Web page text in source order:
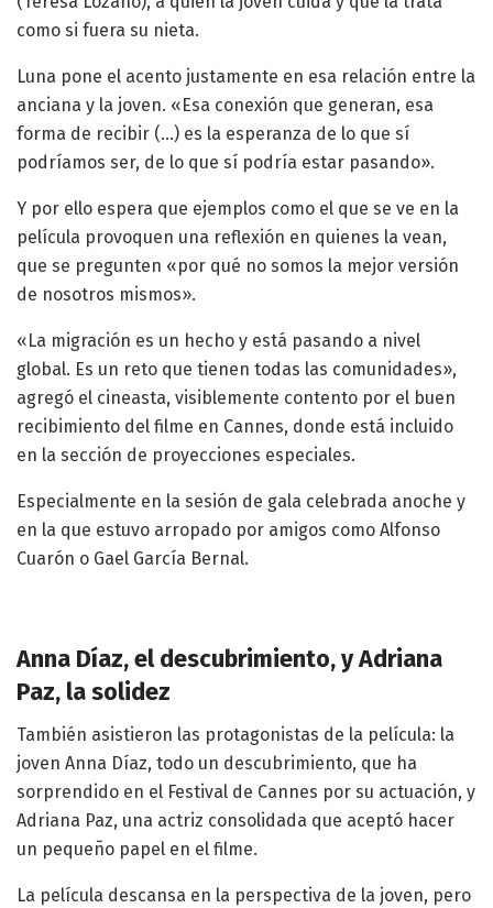
como si fuera su nieta.
Luna pone el acento justamente en esa relación entre la
anciana y la joven. «Esa conexión que generan, esa
forma de recibir (…) es la esperanza de lo que sí
podríamos ser, de lo que sí podría estar pasando».
Y por ello espera que ejemplos como el que se ve en la
película provoquen una reflexión en quienes la vean,
que se pregunten «por qué no somos la mejor versión
de nosotros mismos».
«La migración es un hecho y está pasando a nivel
global. Es un reto que tienen todas las comunidades»,
agregó el cineasta, visiblemente contento por el buen
recibimiento del filme en Cannes, donde está incluido
en la sección de proyecciones especiales.
Especialmente en la sesión de gala celebrada anoche y
en la que estuvo arropado por amigos como Alfonso
Cuarón o Gael García Bernal.
Anna Díaz, el descubrimiento, y Adriana
Paz, la solidez
También asistieron las protagonistas de la película: la
joven Anna Díaz, todo un descubrimiento, que ha
sorprendido en el Festival de Cannes por su actuación, y
Adriana Paz, una actriz consolidada que aceptó hacer
un pequeño papel en el filme.
La película descansa en la perspectiva de la joven, pero